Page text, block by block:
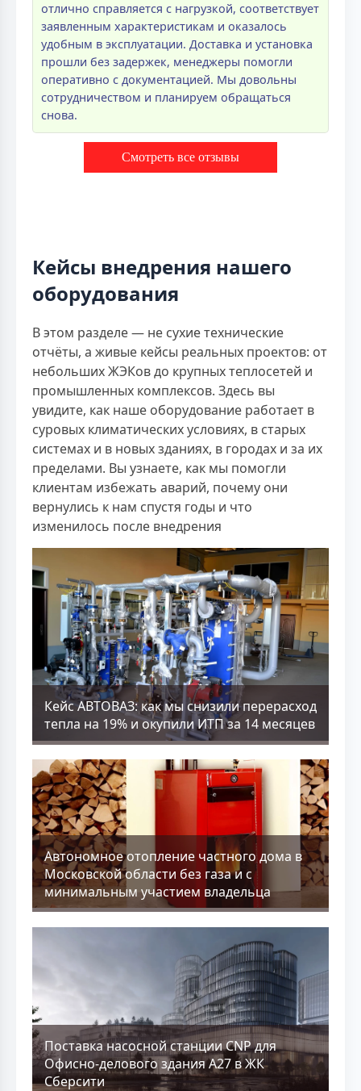
отлично справляется с нагрузкой, соответствует
заявленным характеристикам и оказалось
удобным в эксплуатации. Доставка и установка
прошли без задержек, менеджеры помогли
оперативно с документацией. Мы довольны
сотрудничеством и планируем обращаться
снова.
Смотреть все отзывы
Кейсы внедрения нашего
оборудования
В этом разделе — не сухие технические
отчёты, а живые кейсы реальных проектов: от
небольших ЖЭКов до крупных теплосетей и
промышленных комплексов. Здесь вы
увидите, как наше оборудование работает в
суровых климатических условиях, в старых
системах и в новых зданиях, в городах и за их
пределами. Вы узнаете, как мы помогли
клиентам избежать аварий, почему они
вернулись к нам спустя годы и что
изменилось после внедрения
Кейс АВТОВАЗ: как мы снизили перерасход
тепла на 19% и окупили ИТП за 14 месяцев
Aвтономное отопление частного дома в
Московской области без газа и с
минимальным участием владельца
Поставка насосной станции CNP для
Офисно-делового здания А27 в ЖК
Сберсити